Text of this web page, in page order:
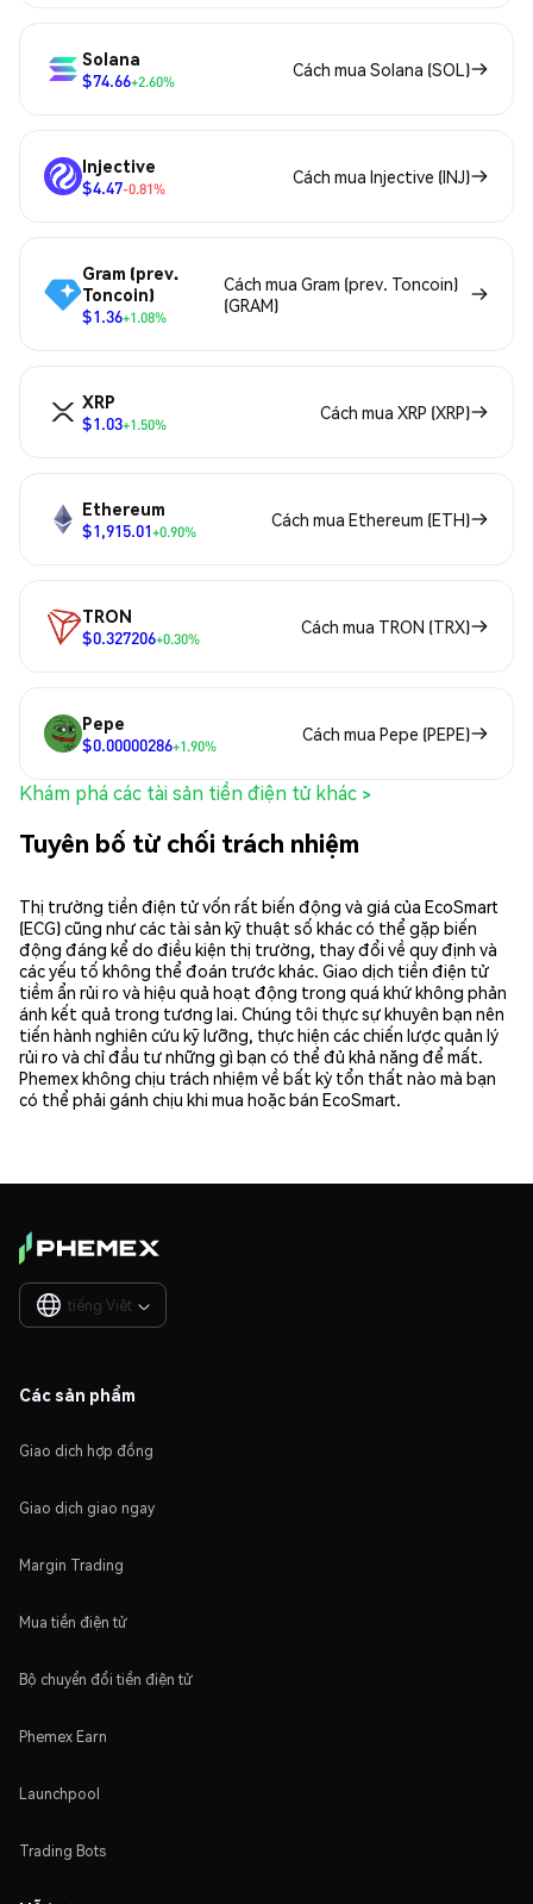
Solana
$74.66+2.60%
Cách mua Solana (SOL)
Injective
$4.47-0.81%
Cách mua Injective (INJ)
Gram (prev.
Toncoin)
$1.36+1.08%
Cách mua Gram (prev. Toncoin)
(GRAM)
XRP
$1.03+1.50%
Cách mua XRP (XRP)
Ethereum
$1,915.01+0.90%
Cách mua Ethereum (ETH)
TRON
$0.327206+0.30%
Cách mua TRON (TRX)
Pepe
$0.00000286+1.90%
Cách mua Pepe (PEPE)
Khám phá các tài sản tiền điện tử khác >
Tuyên bố từ chối trách nhiệm
Thị trường tiền điện tử vốn rất biến động và giá của EcoSmart
(ECG) cũng như các tài sản kỹ thuật số khác có thể gặp biến
động đáng kể do điều kiện thị trường, thay đổi về quy định và
các yếu tố không thể đoán trước khác. Giao dịch tiền điện tử
tiềm ẩn rủi ro và hiệu quả hoạt động trong quá khứ không phản
ánh kết quả trong tương lai. Chúng tôi thực sự khuyên bạn nên
tiến hành nghiên cứu kỹ lưỡng, thực hiện các chiến lược quản lý
rủi ro và chỉ đầu tư những gì bạn có thể đủ khả năng để mất.
Phemex không chịu trách nhiệm về bất kỳ tổn thất nào mà bạn
có thể phải gánh chịu khi mua hoặc bán EcoSmart.
tiếng Việt 
Các sản phẩm
Giao dịch hợp đồng
Giao dịch giao ngay
Margin Trading
Mua tiền điện tử
Bộ chuyển đổi tiền điện tử
Phemex Earn
Launchpool
Trading Bots